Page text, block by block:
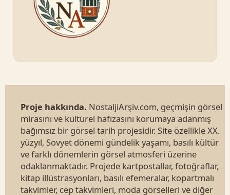
Proje hakkında. NostaljiArşiv.com, geçmişin görsel
mirasını ve kültürel hafızasını korumaya adanmış
bağımsız bir görsel tarih projesidir. Site özellikle XX.
yüzyıl, Sovyet dönemi gündelik yaşamı, basılı kültür
ve farklı dönemlerin görsel atmosferi üzerine
odaklanmaktadır. Projede kartpostallar, fotoğraflar,
kitap illüstrasyonları, basılı efemeralar, kopartmalı
takvimler, cep takvimleri, moda görselleri ve diğer